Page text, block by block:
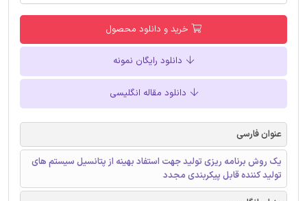
خرید و دانلود محصول
دانلود رایگان نمونه
دانلود مقاله انگلیسی
عنوان فارسی
یک روش برنامه ریزی تولید جهت استفاد بهینه از پتانسیل سیستم های
تولید کننده قابل پیکربندی مجدد